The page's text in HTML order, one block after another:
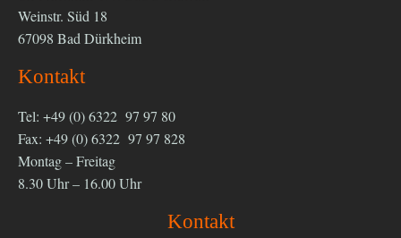
Weinstr. Süd 18
67098 Bad Dürkheim
Kontakt
Tel: +49 (0) 6322 97 97 80
Fax: +49 (0) 6322 97 97 828
Montag – Freitag
8.30 Uhr – 16.00 Uhr
Kontakt